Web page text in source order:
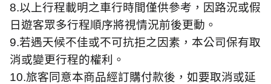
8.以上行程載明之車行時間僅供參考，因路況或假
日遊客眾多行程順序將視情況前後更動。
9.若遇天候不佳或不可抗拒之因素，本公司保有取
消或變更行程的權利。
10.旅客同意本商品經訂購付款後，如要取消或延